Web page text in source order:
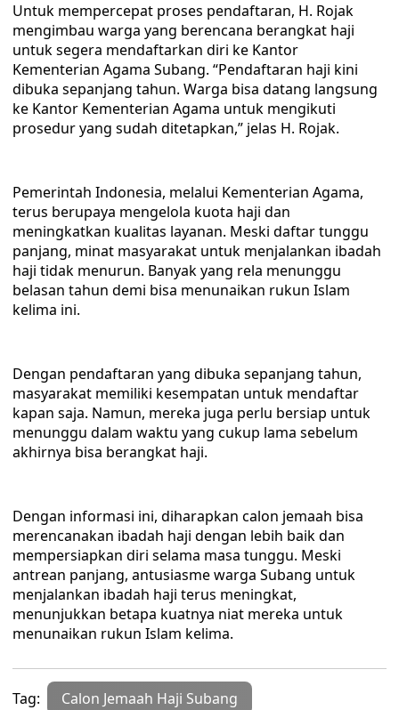
Untuk mempercepat proses pendaftaran, H. Rojak
mengimbau warga yang berencana berangkat haji
untuk segera mendaftarkan diri ke Kantor
Kementerian Agama Subang. “Pendaftaran haji kini
dibuka sepanjang tahun. Warga bisa datang langsung
ke Kantor Kementerian Agama untuk mengikuti
prosedur yang sudah ditetapkan,” jelas H. Rojak.
Pemerintah Indonesia, melalui Kementerian Agama,
terus berupaya mengelola kuota haji dan
meningkatkan kualitas layanan. Meski daftar tunggu
panjang, minat masyarakat untuk menjalankan ibadah
haji tidak menurun. Banyak yang rela menunggu
belasan tahun demi bisa menunaikan rukun Islam
kelima ini.
Dengan pendaftaran yang dibuka sepanjang tahun,
masyarakat memiliki kesempatan untuk mendaftar
kapan saja. Namun, mereka juga perlu bersiap untuk
menunggu dalam waktu yang cukup lama sebelum
akhirnya bisa berangkat haji.
Dengan informasi ini, diharapkan calon jemaah bisa
merencanakan ibadah haji dengan lebih baik dan
mempersiapkan diri selama masa tunggu. Meski
antrean panjang, antusiasme warga Subang untuk
menjalankan ibadah haji terus meningkat,
menunjukkan betapa kuatnya niat mereka untuk
menunaikan rukun Islam kelima.
Tag: Calon Jemaah Haji Subang